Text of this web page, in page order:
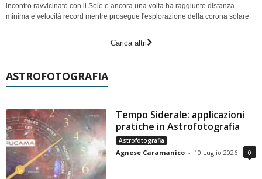
incontro ravvicinato con il Sole e ancora una volta ha raggiunto distanza
minima e velocità record mentre prosegue l'esplorazione della corona solare
Carica altri
ASTROFOTOGRAFIA
Tempo Siderale: applicazioni
pratiche in Astrofotografia
Astrofotografia
Agnese Caramanico - 10 Luglio 2026 0